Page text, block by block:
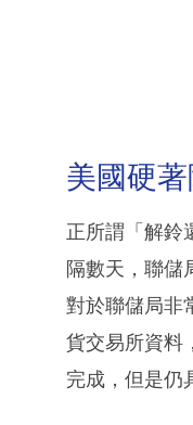
美國硬
正所謂「解鈴
隔數天，聯儲
對於聯儲局非
貨交易所資料
完成，但是仍